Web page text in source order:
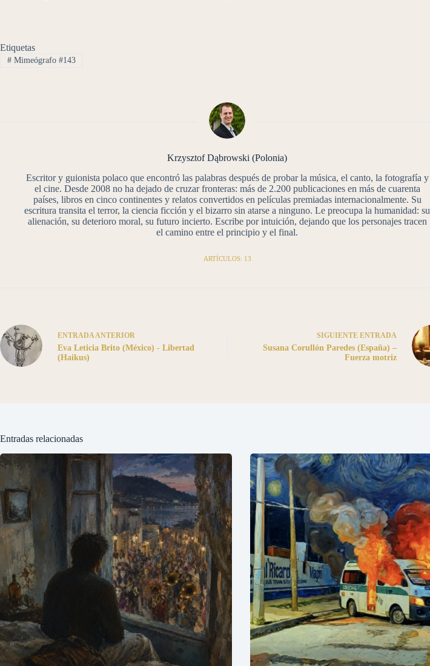
Etiquetas
#Mimeógrafo #143
Krzysztof Dąbrowski (Polonia)
Escritor y guionista polaco que encontró las palabras después de probar la música, el canto, la fotografía y
el cine. Desde 2008 no ha dejado de cruzar fronteras: más de 2.200 publicaciones en más de cuarenta
países, libros en cinco continentes y relatos convertidos en películas premiadas internacionalmente. Su
escritura transita el terror, la ciencia ficción y el bizarro sin atarse a ninguno. Le preocupa la humanidad: su
alienación, su deterioro moral, su futuro incierto. Escribe por intuición, dejando que los personajes tracen
el camino entre el principio y el final.
ARTÍCULOS: 13
ENTRADA ANTERIOR
Eva Leticia Brito (México) - Libertad
(Haikus)
SIGUIENTE ENTRADA
Susana Corullón Paredes (España) –
Fuerza motriz
Entradas relacionadas